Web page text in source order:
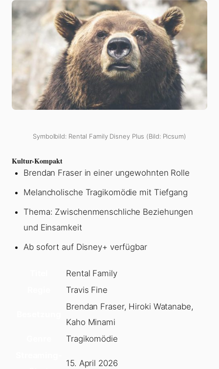
Symbolbild: Rental Family Disney Plus (Bild: Picsum)
Kultur-Kompakt
Brendan Fraser in einer ungewohnten Rolle
Melancholische Tragikomödie mit Tiefgang
Thema: Zwischenmenschliche Beziehungen
und Einsamkeit
Ab sofort auf Disney+ verfügbar
Rental Family
Travis Fine
Brendan Fraser, Hiroki Watanabe,
Kaho Minami
Tragikomödie
15. April 2026